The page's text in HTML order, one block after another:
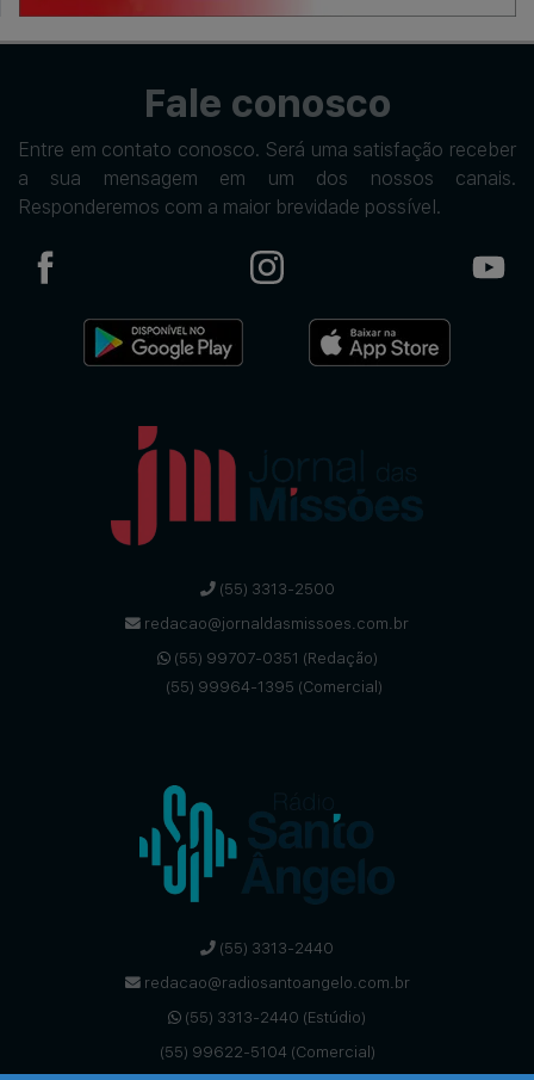
Fale conosco
Entre em contato conosco. Será uma satisfação receber
a sua mensagem em um dos nossos canais.
Responderemos com a maior brevidade possível.
(55) 3313-2500
redacao@jornaldasmissoes.com.br
(55) 99707-0351 (Redação)
(55) 99964-1395 (Comercial)
(55) 3313-2440
redacao@radiosantoangelo.com.br
(55) 3313-2440 (Estúdio)
(55) 99622-5104 (Comercial)